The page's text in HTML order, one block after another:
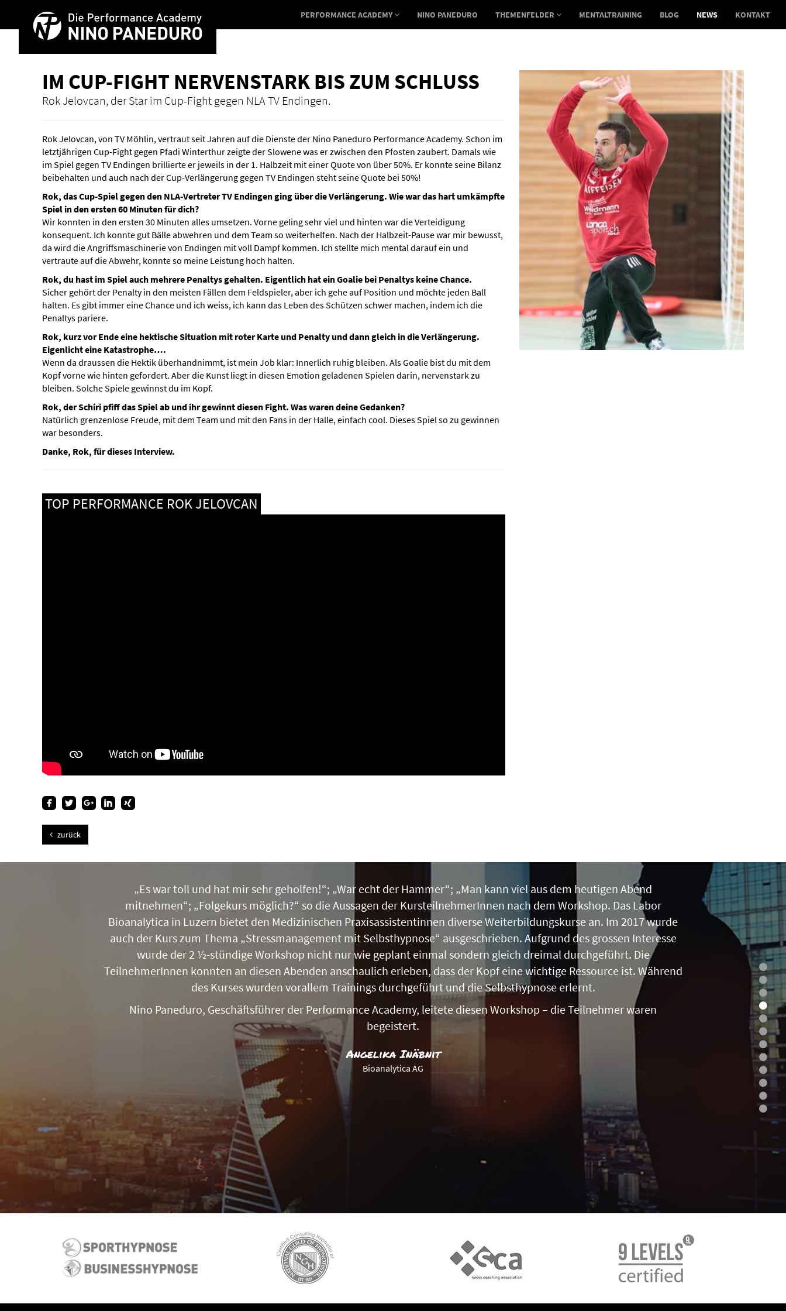
PERFORMANCE ACADEMY NINO PANEDURO THEMENFELDER MENTALTRAINING BLOG NEWS KONTAKT
IM CUP-FIGHT NER­VEN­STARK BIS ZUM SCHLUSS
Rok Jelovcan, der Star im Cup-Fight gegen NLA TV Endingen.
Rok Jelovcan, von TV Möhlin, vertraut seit Jahren auf die Dienste der Nino Paneduro Performance Academy. Schon im
letztjährigen Cup-Fight gegen Pfadi Winterthur zeigte der Slowene was er zwischen den Pfosten zaubert. Damals wie
im Spiel gegen TV Endingen brillierte er jeweils in der 1. Halbzeit mit einer Quote von über 50%. Er konnte seine Bilanz
beibehalten und auch nach der Cup-Verlängerung gegen TV Endingen steht seine Quote bei 50%!
Rok, das Cup-Spiel gegen den NLA-Vertreter TV Endingen ging über die Verlängerung. Wie war das hart umkämpfte
Spiel in den ersten 60 Minuten für dich?
Wir konnten in den ersten 30 Minuten alles umsetzen. Vorne geling sehr viel und hinten war die Verteidigung
konsequent. Ich konnte gut Bälle abwehren und dem Team so weiterhelfen. Nach der Halbzeit-Pause war mir bewusst,
da wird die Angriffsmaschinerie von Endingen mit voll Dampf kommen. Ich stellte mich mental darauf ein und
vertraute auf die Abwehr, konnte so meine Leistung hoch halten.
Rok, du hast im Spiel auch mehrere Penaltys gehalten. Eigentlich hat ein Goalie bei Penaltys keine Chance.
Sicher gehört der Penalty in den meisten Fällen dem Feldspieler, aber ich gehe auf Position und möchte jeden Ball
halten. Es gibt immer eine Chance und ich weiss, ich kann das Leben des Schützen schwer machen, indem ich die
Penaltys pariere.
Rok, kurz vor Ende eine hektische Situation mit roter Karte und Penalty und dann gleich in die Verlängerung.
Eigenlicht eine Katastrophe….
Wenn da draussen die Hektik überhandnimmt, ist mein Job klar: Innerlich ruhig bleiben. Als Goalie bist du mit dem
Kopf vorne wie hinten gefordert. Aber die Kunst liegt in diesen Emotion geladenen Spielen darin, nervenstark zu
bleiben. Solche Spiele gewinnst du im Kopf.
Rok, der Schiri pfiff das Spiel ab und ihr gewinnt diesen Fight. Was waren deine Gedanken?
Natürlich grenzenlose Freude, mit dem Team und mit den Fans in der Halle, einfach cool. Dieses Spiel so zu gewinnen
war besonders.
Danke, Rok, für dieses Interview.
TOP PER­FOR­MANCE ROK JE­LOVCAN
zurück
„Es war toll und hat mir sehr geholfen!“; „War echt der Hammer“; „Man kann viel aus dem heutigen Abend
mitnehmen“; „Folgekurs möglich?“ so die Aussagen der KursteilnehmerInnen nach dem Workshop. Das Labor
Bioanalytica in Luzern bietet den Medizinischen Praxisassistentinnen diverse Weiterbildungskurse an. Im 2017 wurde
auch der Kurs zum Thema „Stressmanagement mit Selbsthypnose“ ausgeschrieben. Aufgrund des grossen Interesse
wurde der 2 ½-stündige Workshop nicht nur wie geplant einmal sondern gleich dreimal durchgeführt. Die
TeilnehmerInnen konnten an diesen Abenden anschaulich erleben, dass der Kopf eine wichtige Ressource ist. Während
des Kurses wurden vorallem Trainings durchgeführt und die Selbsthypnose erlernt.
Nino Paneduro, Geschäftsführer der Performance Academy, leitete diesen Workshop – die Teilnehmer waren
begeistert.
Angelika Inäbnit
Bioanalytica AG